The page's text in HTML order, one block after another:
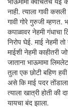
नाही. त्याला गावी
गावी गोरे गुरुजी म्हणत.
कपाळावर नेहमी गंधाचा
निरोप घेई. माई नेहमी
माईशी नेहमी काहीतरी
जाताना भाऊमामा
तुला एक छोटी बहिण
असे कि माई पदर
त्याला खात्री होती की
यायचा बंद झाला.